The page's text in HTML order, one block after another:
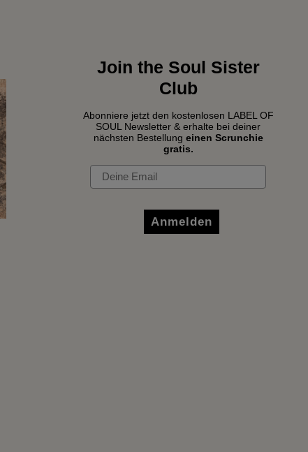
Join the Soul Sister
Club
Abonniere jetzt den kostenlosen LABEL OF
SOUL Newsletter & erhalte bei deiner
nächsten Bestellung einen Scrunchie
gratis.
Email
Anmelden